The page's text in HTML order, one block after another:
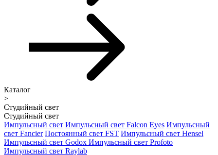
Каталог
>
Студийный свет
Студийный свет
Импульсный свет Импульсный свет Falcon Eyes Импульсный
свет Fancier Постоянный свет FST Импульсный свет Hensel
Импульсный свет Godox Импульсный свет Profoto
Импульсный свет Raylab